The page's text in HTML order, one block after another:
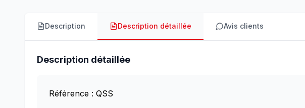
Description Description détaillée Avis clients
Description détaillée
Référence : QSS